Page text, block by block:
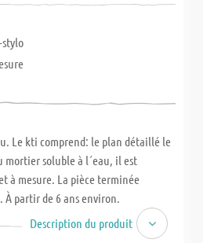
Le kti comprend: le plan détaillé le
soluble à l´eau, il est
à mesure. La pièce terminée
À partir de 6 ans environ.
Description du produit